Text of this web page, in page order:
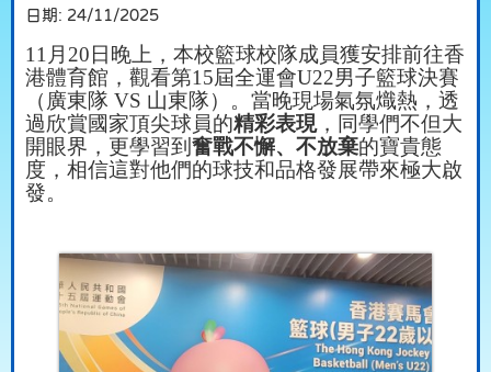
日期: 24/11/2025
11 月 20 日晚上，本校籃球校隊成員獲安排前往香
港體育館，觀看第15屆全運會U22男子籃球決賽
（廣東隊 VS 山東隊）。當晚現場氣氛熾熱，透
過欣賞國家頂尖球員的精彩表現，同學們不但大
開眼界，更學習到 奮戰不懈、不放棄的寶貴態
度，相信這對他們的球技和品格發展帶來極大啟
發。